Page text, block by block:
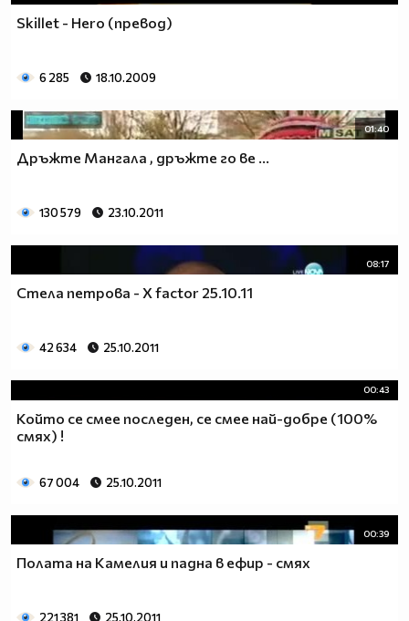
Skillet - Hero (превод)
6 285 18.10.2009
01:40
Дръжте Мангала , дръжте го ве ...
130 579 23.10.2011
08:17
Стела петрова - X factor 25.10.11
42 634 25.10.2011
00:43
Който се смее последен, се смее най-добре (100%
смях) !
67 004 25.10.2011
00:39
Полата на Камелия и падна в ефир - смях
221 381 25.10.2011